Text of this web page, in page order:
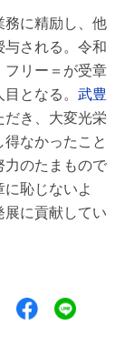
に精励し、他
される。令和
フリー＝が受章
となる。 武豊
だき、大変光栄
なかったこと
力のたまもので
恥じないよ
展に貢献してい